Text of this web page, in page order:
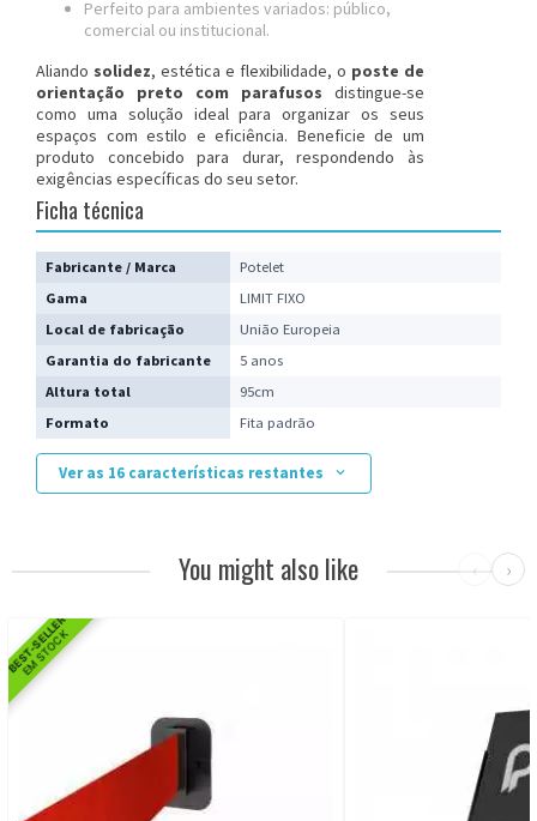
Perfeito para ambientes variados: público,
comercial ou institucional.
Aliando solidez, estética e flexibilidade, o poste de
orientação preto com parafusos distingue-se
como uma solução ideal para organizar os seus
espaços com estilo e eficiência. Beneficie de um
produto concebido para durar, respondendo às
exigências específicas do seu setor.
Ficha técnica
Fabricante / Marca
Potelet
Gama
LIMIT FIXO
Local de fabricação
União Europeia
Garantia do fabricante
5 anos
Altura total
95cm
Formato
Fita padrão
Ver as 16 características restantes
You might also like ‹ ›
BEST-SELLER
EM STOCK